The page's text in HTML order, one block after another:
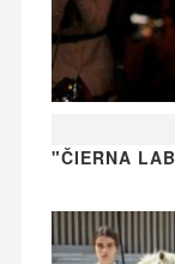
"ČIERNA